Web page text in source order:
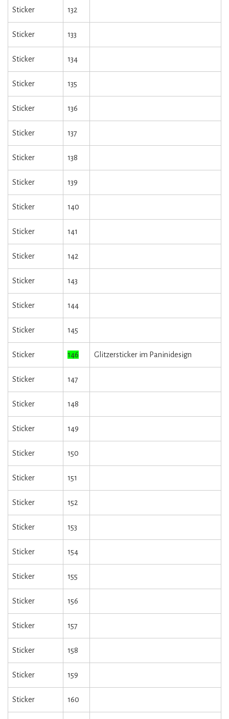
Sticker 132
Sticker 133
Sticker 134
Sticker 135
Sticker 136
Sticker 137
Sticker 138
Sticker 139
Sticker 140
Sticker 141
Sticker 142
Sticker 143
Sticker 144
Sticker 145
Sticker 146 Glitzersticker im Paninidesign
Sticker 147
Sticker 148
Sticker 149
Sticker 150
Sticker 151
Sticker 152
Sticker 153
Sticker 154
Sticker 155
Sticker 156
Sticker 157
Sticker 158
Sticker 159
Sticker 160